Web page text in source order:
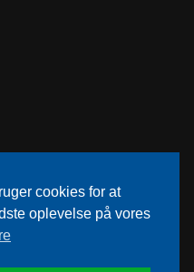
cookies for at
oplevelse på vores